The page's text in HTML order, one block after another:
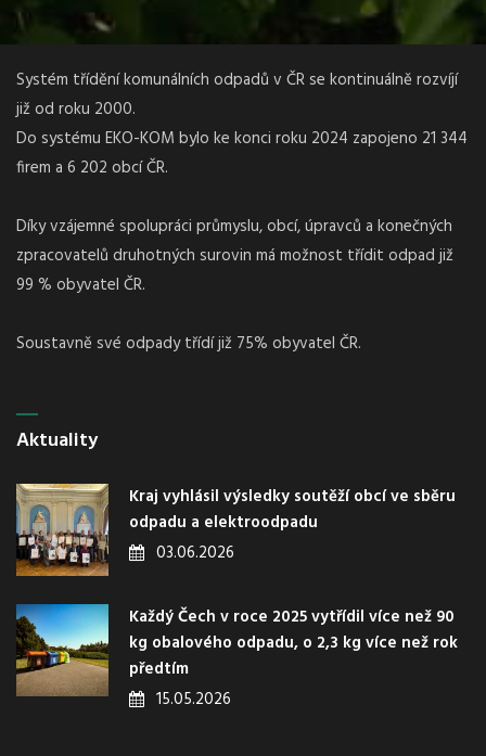
Systém třídění komunálních odpadů v ČR se kontinuálně rozvíjí
již od roku 2000.
Do systému EKO-KOM bylo ke konci roku 2024 zapojeno 21 344
firem a 6 202 obcí ČR.
Díky vzájemné spolupráci průmyslu, obcí, úpravců a konečných
zpracovatelů druhotných surovin má možnost třídit odpad již
99 % obyvatel ČR.
Soustavně své odpady třídí již 75% obyvatel ČR.
Aktuality
Kraj vyhlásil výsledky soutěží obcí ve sběru
odpadu a elektroodpadu
03.06.2026
Každý Čech v roce 2025 vytřídil více než 90
kg obalového odpadu, o 2,3 kg více než rok
předtím
15.05.2026